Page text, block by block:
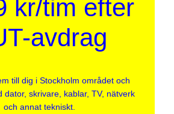
kr/tim efter
avdrag
till dig i Stockholm området och
dator, skrivare, kablar, TV, nätverk
och annat tekniskt.